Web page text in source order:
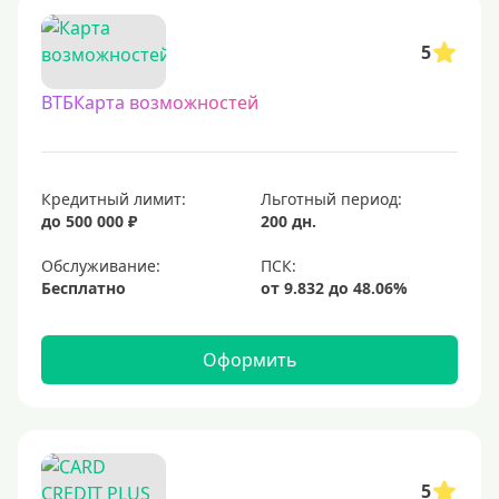
С бесплатным обслуживанием
С овердрафтом
С процентом на остаток
Доступные
Сумма (рублей)
25000 руб
5
ВТБКарта возможностей
Кредитный лимит:
до 500 000 ₽
Льготный период:
200 дн.
Обслуживание:
Бесплатно
Оформить
5